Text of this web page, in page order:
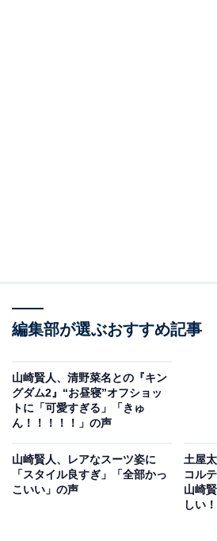
編集部が選ぶおすすめ記事
山崎賢人、清野菜名との『キン
グダム2』“お昼寝”オフショッ
トに「可愛すぎる」「きゅ
ん！！！！！」の声
山崎賢人、レアなスーツ姿に
「スタイル良すぎ」「全部かっ
こいい」の声
土屋
コル
山崎
しい！